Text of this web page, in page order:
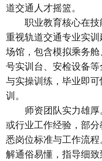
道交通人才摇篮。
职业教育核心在技
重视轨道交通专业实
场馆，包含模拟乘务
号实训台、安检设备
与实操训练，毕业即
训。
师资团队实力雄厚
或行业工作经验，部
悉岗位标准与工作流
解通俗易懂，指导细